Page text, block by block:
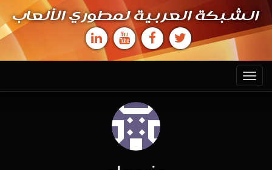
الشبكة العربية لمطوري الألعاب
Toggle
navigation